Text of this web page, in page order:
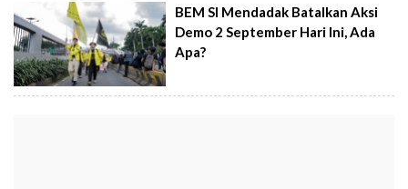
BEM SI Mendadak Batalkan Aksi
Demo 2 September Hari Ini, Ada
Apa?